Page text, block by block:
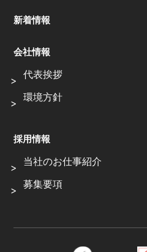
新着情報
会社情報
代表挨拶
環境方針
採用情報
当社のお仕事紹介
募集要項